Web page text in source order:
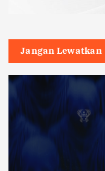
Jangan Lewatkan